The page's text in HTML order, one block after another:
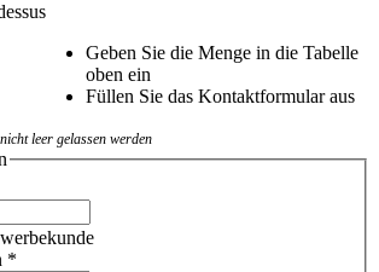
Geben Sie die Menge in die Tabelle
oben ein
Füllen Sie das Kontaktformular aus
leer gelassen werden
*